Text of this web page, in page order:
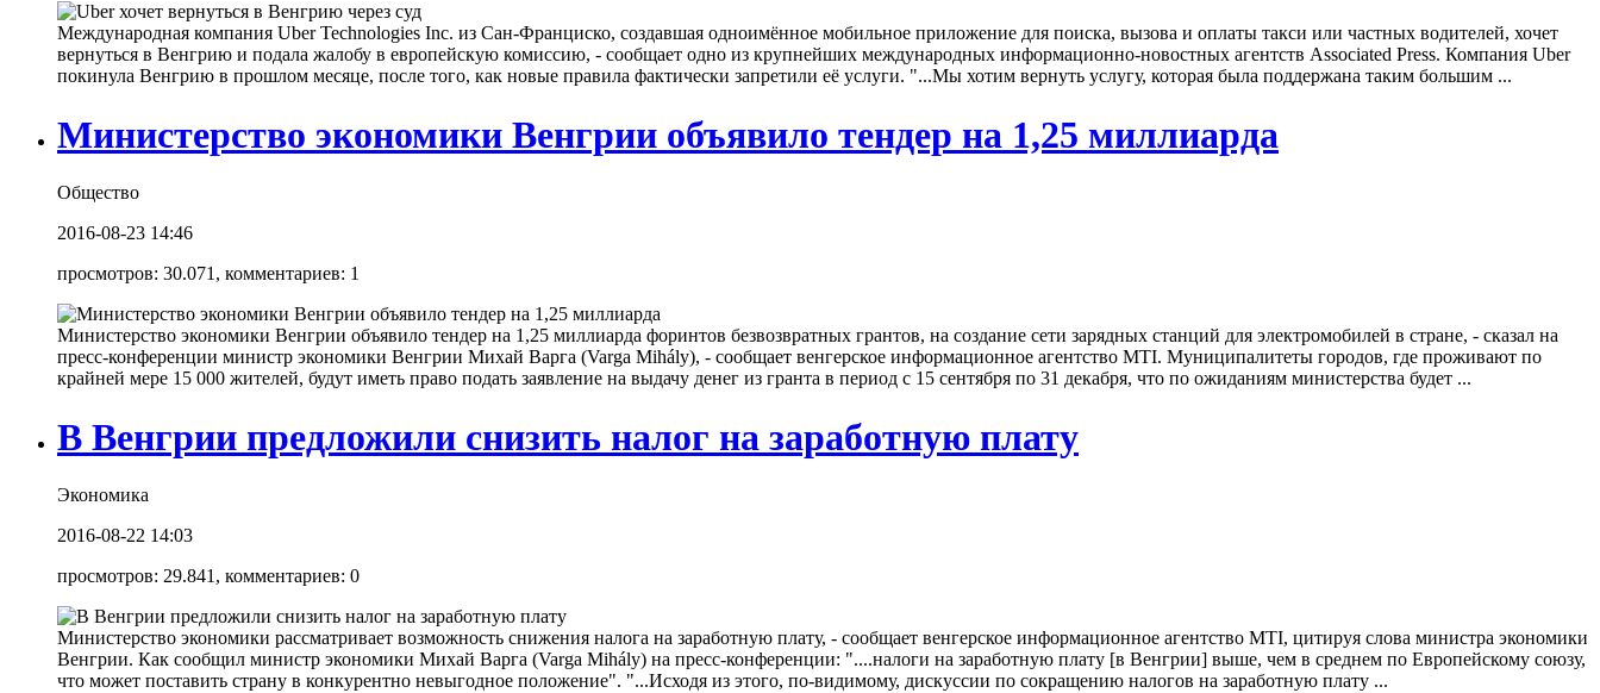
Международная компания Uber Technologies Inc. из Сан-Франциско, создавшая одноимённое мобильное приложение для поиска, вызова и оплаты такси или частных водителей, хочет
вернуться в Венгрию и подала жалобу в европейскую комиссию, - сообщает одно из крупнейших международных информационно-новостных агентств Associated Press. Компания Uber
покинула Венгрию в прошлом месяце, после того, как новые правила фактически запретили её услуги. "...Мы хотим вернуть услугу, которая была поддержана таким большим ...
Министерство экономики Венгрии объявило тендер на 1,25 миллиарда
Общество
2016-08-23 14:46
просмотров: 30.071, комментариев: 1
Министерство экономики Венгрии объявило тендер на 1,25 миллиарда форинтов безвозвратных грантов, на создание сети зарядных станций для электромобилей в стране, - сказал на
пресс-конференции министр экономики Венгрии Михай Варга (Varga Mihály), - сообщает венгерское информационное агентство MTI. Муниципалитеты городов, где проживают по
крайней мере 15 000 жителей, будут иметь право подать заявление на выдачу денег из гранта в период с 15 сентября по 31 декабря, что по ожиданиям министерства будет ...
В Венгрии предложили снизить налог на заработную плату
Экономика
2016-08-22 14:03
просмотров: 29.841, комментариев: 0
Министерство экономики рассматривает возможность снижения налога на заработную плату, - сообщает венгерское информационное агентство MTI, цитируя слова министра экономики
Венгрии. Как сообщил министр экономики Михай Варга (Varga Mihály) на пресс-конференции: "....налоги на заработную плату [в Венгрии] выше, чем в среднем по Европейскому союзу,
что может поставить страну в конкурентно невыгодное положение". "...Исходя из этого, по-видимому, дискуссии по сокращению налогов на заработную плату ...